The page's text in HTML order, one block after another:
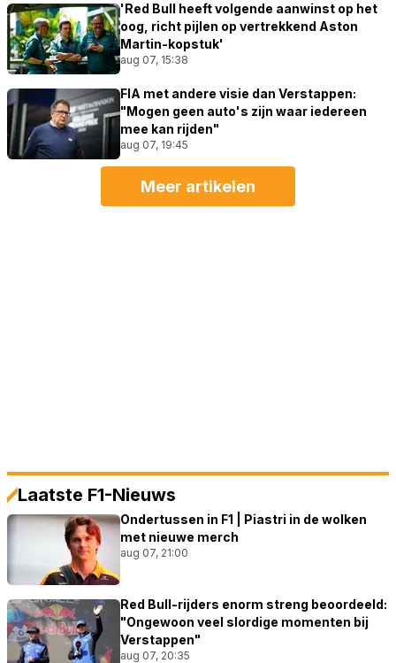
'Red Bull heeft volgende aanwinst op het
oog, richt pijlen op vertrekkend Aston
Martin-kopstuk'
aug 07, 15:38
FIA met andere visie dan Verstappen:
"Mogen geen auto's zijn waar iedereen
mee kan rijden"
aug 07, 19:45
Meer artikelen
Laatste F1-Nieuws
Ondertussen in F1 | Piastri in de wolken
met nieuwe merch
aug 07, 21:00
Red Bull-rijders enorm streng beoordeeld:
"Ongewoon veel slordige momenten bij
Verstappen"
aug 07, 20:35